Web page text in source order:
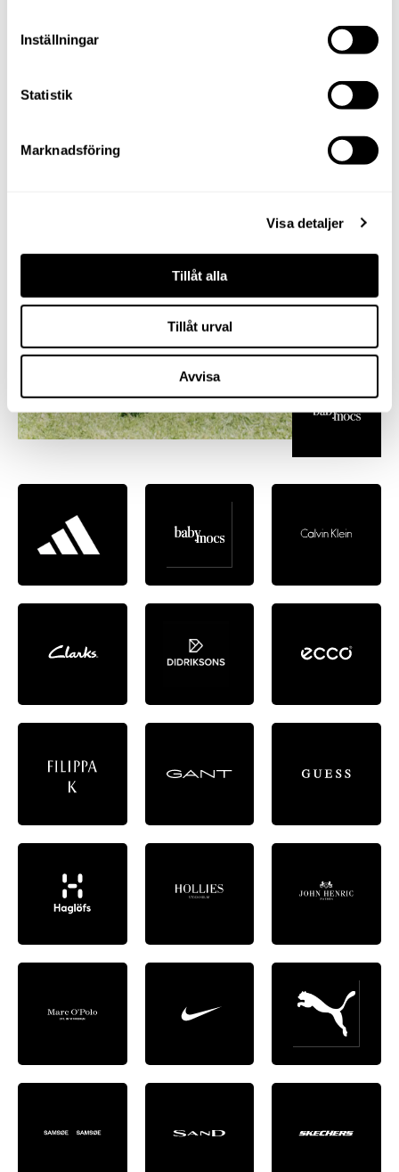
Inställningar
Statistik
Marknadsföring
Visa detaljer
Tillåt alla
Tillåt urval
Avvisa